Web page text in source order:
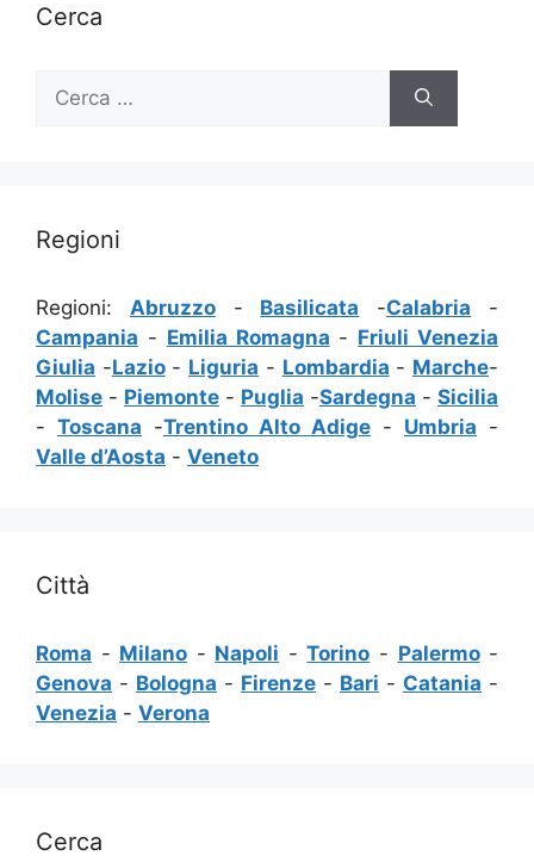
Cerca
per:
Regioni
Regioni: Abruzzo- Basilicata -Calabria -
Campania - Emilia Romagna - Friuli Venezia
Giulia -Lazio- Liguria - Lombardia - Marche-
Molise - Piemonte - Puglia -Sardegna - Sicilia
- Toscana -Trentino Alto Adige - Umbria -
Valle d’Aosta - Veneto
Città
Roma - Milano - Napoli -Torino - Palermo-
Genova - Bologna - Firenze - Bari - Catania -
Venezia - Verona
Cerca